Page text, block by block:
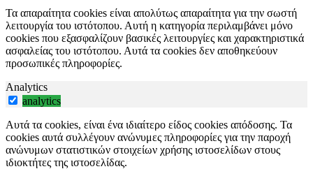
Τα απαραίτητα cookies είναι απολύτως απαραίτητα για την σωστή
λειτουργία του ιστότοπου. Αυτή η κατηγορία περιλαμβάνει μόνο
cookies που εξασφαλίζουν βασικές λειτουργίες και χαρακτηριστικά
ασφαλείας του ιστότοπου. Αυτά τα cookies δεν αποθηκεύουν
προσωπικές πληροφορίες.
Analytics
analytics
Αυτά τα cookies, είναι ένα ιδιαίτερο είδος cookies απόδοσης. Τα
cookies αυτά συλλέγουν ανώνυμες πληροφορίες για την παροχή
ανώνυμων στατιστικών στοιχείων χρήσης ιστοσελίδων στους
ιδιοκτήτες της ιστοσελίδας.